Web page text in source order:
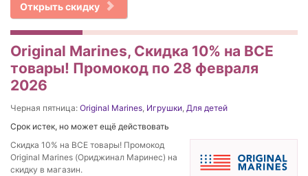
Открыть скидку
Original Marines, Скидка 10% на ВСЕ
товары! Промокод по 28 февраля
2026
Черная пятница: Original Marines, Игрушки, Для детей
Срок истек, но может ещё действовать
Скидка 10% на ВСЕ товары! Промокод
Original Marines (Ориджинал Маринес) на
скидку в магазин.